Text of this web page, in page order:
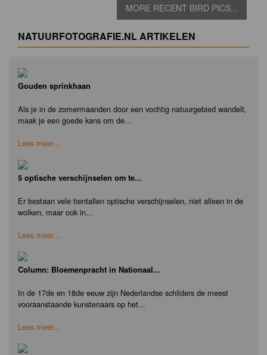
MORE RECENT BIRD PICS...
NATUURFOTOGRAFIE.NL ARTIKELEN
Gouden sprinkhaan
Als je in de zomermaanden door een vochtig natuurgebied wandelt,
maak je een goede kans om de...
Lees meer...
5 optische verschijnselen om te...
Er bestaan vele tientallen optische verschijnselen, niet alleen in de
wolken, maar ook in...
Lees meer...
Column: Bloemenpracht in Nationaal...
In de 17de en 18de eeuw zijn Nederlandse schilders de meest
vooraanstaande kunstenaars op het...
Lees meer...